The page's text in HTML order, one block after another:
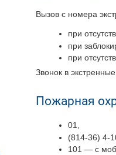
Вызов с номера
при
при
при
Звонок в
Пожарная
01,
(814-36) 4-
101 — с